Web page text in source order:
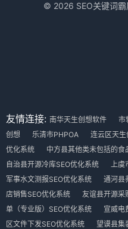
© 2026 SEO关键词
友情连接: 南华天生创想软件 市
创想
乐清市PHPOA 连云区天生
优化系统
中方县其他类未包括的食
自治县开源冷库SEO优化系统
上虞
军事水文测报SEO优化系统
通河县
店销售SEO优化系统
友谊县开源采
单（专业版）SEO优化系统
宣威电
区文件下发SEO优化系统
望谟县集